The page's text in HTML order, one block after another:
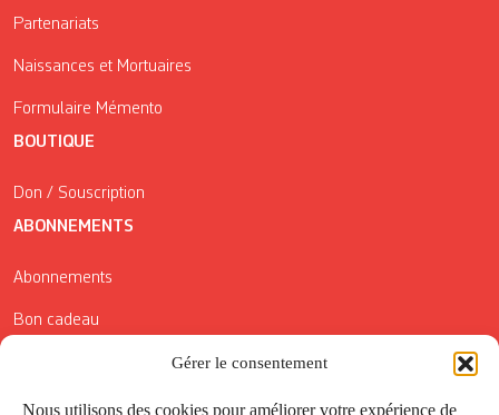
Gérer le consentement
Nous utilisons des cookies pour améliorer votre expérience de
Partenariats
Naissances et Mortuaires
Formulaire Mémento
BOUTIQUE
Don / Souscription
ABONNEMENTS
Abonnements
Bon cadeau
Conditions générales de vente
Réductions de la Carte Côté Courrier